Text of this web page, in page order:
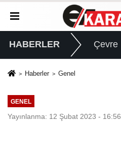
HABERLER Çevre
Haberler Genel
GENEL
Yayınlanma: 12 Şubat 2023 - 16:56